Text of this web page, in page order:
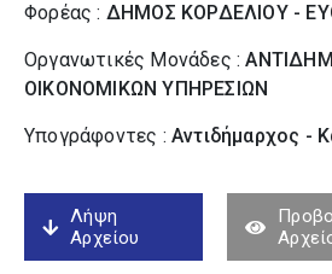
Φορέας : ΔΗΜΟΣ ΚΟΡΔΕΛΙΟΥ -
Οργανωτικές Μονάδες :
ΟΙΚΟΝΟΜΙΚΩΝ ΥΠΗΡΕΣΙΩΝ
Υπογράφοντες : Αντιδήμαρχος -
Λήψη
Αρχείου